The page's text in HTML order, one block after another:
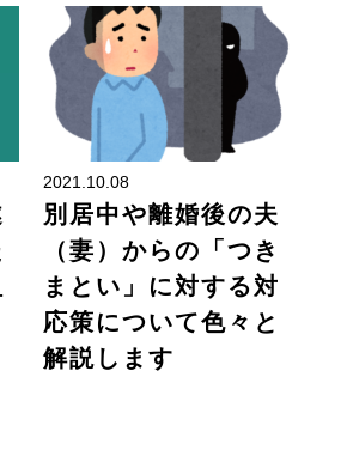
刑事事件
2021.10.08
別居中や離婚後の夫
（妻）からの「つき
まとい」に対する対
応策について色々と
解説します